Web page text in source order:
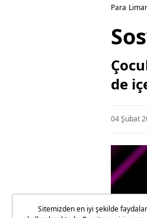
Para
de
04 Şubat
Sitemizden en iyi şekilde